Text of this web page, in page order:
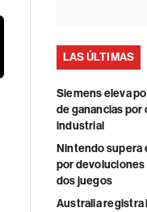
LAS ÚLTIMAS
Siemens eleva
de ganancias
industrial
Nintendo supera
por devoluciones
dos juegos
Australia